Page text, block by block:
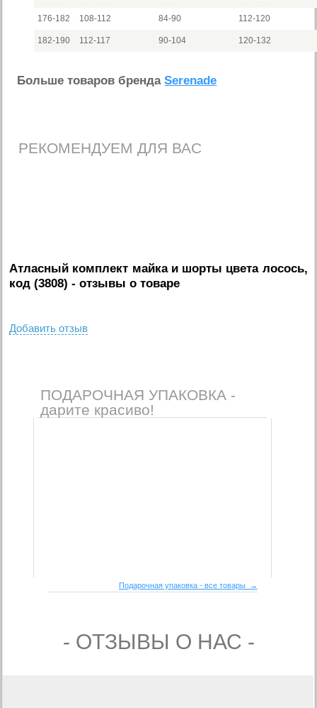
176-182 108-112 84-90 112-120
182-190 112-117 90-104 120-132
Больше товаров брендаSerenade
РЕКОМЕНДУЕМ ДЛЯ ВАС
Атласный комплект майка и шорты цвета лосось,
код (3808) - отзывы о товаре
Добавить отзыв
ПОДАРОЧНАЯ УПАКОВКА -
дарите красиво!
Подарочная упаковка - все товары →
- ОТЗЫВЫ О НАС -